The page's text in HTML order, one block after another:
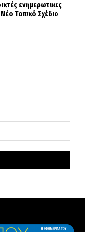
ενημερωτικές
Τοπικό Σχέδιο